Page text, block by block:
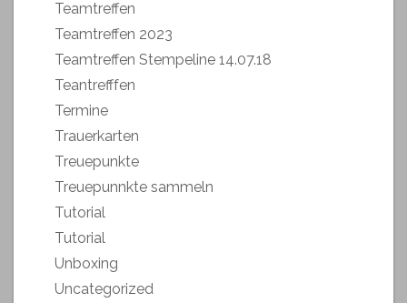
Teamtreffen
Teamtreffen 2023
Teamtreffen Stempeline 14.07.18
Teantrefffen
Termine
Trauerkarten
Treuepunkte
Treuepunnkte sammeln
Tutorial
Tutorial
Unboxing
Uncategorized